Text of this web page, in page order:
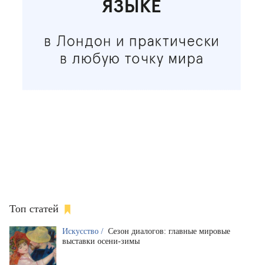
Топ статей
Искусство / Сезон диалогов: главные мировые
выставки осени-зимы